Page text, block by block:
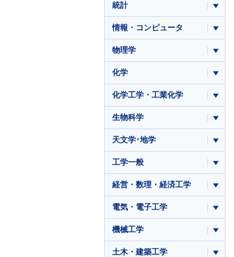
統計
情報・コンピュータ
物理学
化学
化学工学・工業化学
生物科学
天文学･地学
工学一般
経営・数理・経済工学
電気・電子工学
機械工学
土木・建築工学